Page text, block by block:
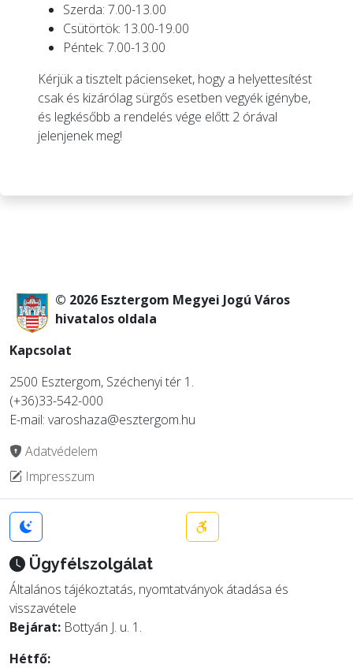
Szerda: 7.00-13.00
Csütörtök: 13.00-19.00
Péntek: 7.00-13.00
Kérjük a tisztelt pácienseket, hogy a helyettesítést
csak és kizárólag sürgős esetben vegyék igénybe,
és legkésőbb a rendelés vége előtt 2 órával
jelenjenek meg!
© 2026 Esztergom Megyei Jogú Város
hivatalos oldala
Kapcsolat
2500 Esztergom, Széchenyi tér 1.
(+36)33-542-000
E-mail: varoshaza@esztergom.hu
Adatvédelem
Impresszum
Ügyfélszolgálat
Általános tájékoztatás, nyomtatványok átadása és
visszavétele
Bejárat: Bottyán J. u. 1.
Hétfő: